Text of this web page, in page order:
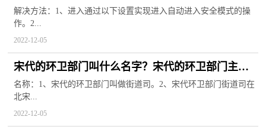
配置
解决方法：1、进入通过以下设置实现进入自动进入安全模式的操
作。2...
2022-12-05
宋代的环卫部门叫什么名字？宋代的环卫部门主要
职责有哪些？
名称：1、宋代的环卫部门叫做街道司。2、宋代环卫部门街道司在
北宋...
2022-12-05